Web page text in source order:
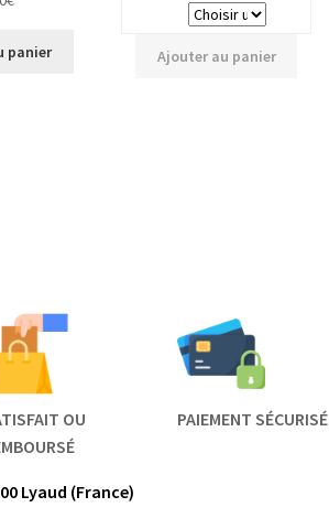
panier Ajouter au panier
OU
PAIEMENT SÉCURISÉ
Lyaud (France)